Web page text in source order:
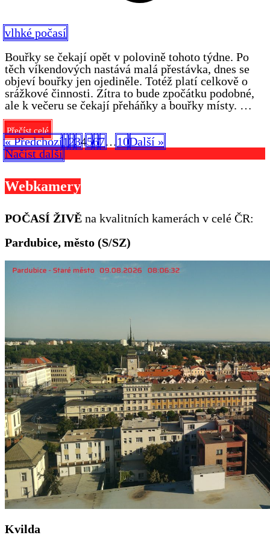
vlhké počasí
Bouřky se čekají opět v polovině tohoto týdne. Po
těch víkendových nastává malá přestávka, dnes se
objeví bouřky jen ojediněle. Totéž platí celkově o
srážkové činnosti. Zítra to bude zpočátku podobné,
ale k večeru se čekají přeháňky a bouřky místy. …
Přečíst celé
« Předchozí1234567…10Další »
Načíst další
Webkamery
POČASÍ ŽIVĚ na kvalitních kamerách v celé ČR:
Pardubice, město (S/SZ)
Kvilda